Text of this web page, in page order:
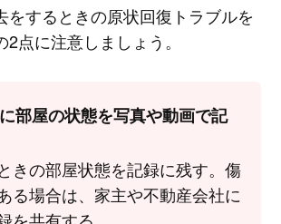
をするときの原状回復トラブルを
点に注意しましょう。
部屋の状態を写真や動画で記
きの部屋状態を記録に残す。傷
る場合は、家主や不動産会社に